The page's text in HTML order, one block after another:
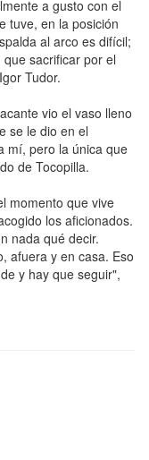
a gusto con el
tuve, en la posición
al arco es difícil;
sacrificar por el
Tudor.
vio el vaso lleno
se le dio en el
mí, pero la única que
de Tocopilla.
momento que vive
los aficionados.
nada qué decir.
afuera y en casa. Eso
y hay que seguir",